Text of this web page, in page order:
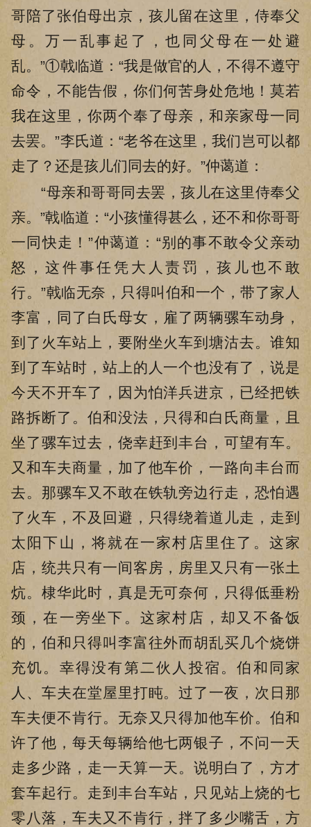
哥陪了张伯母出京，孩儿留在这里，侍奉父
母。万一乱事起了，也同父母在一处避
乱。”①戟临道：“我是做官的人，不得不遵守
命令，不能告假，你们何苦身处危地！莫若
我在这里，你两个奉了母亲，和亲家母一同
去罢。”李氏道：“老爷在这里，我们岂可以都
走了？还是孩儿们同去的好。”仲蔼道：
“母亲和哥哥同去罢，孩儿在这里侍奉父
亲。”戟临道：“小孩懂得甚么，还不和你哥哥
一同快走！”仲蔼道：“别的事不敢令父亲动
怒，这件事任凭大人责罚，孩儿也不敢
行。”戟临无奈，只得叫伯和一个，带了家人
李富，同了白氏母女，雇了两辆骡车动身，
到了火车站上，要附坐火车到塘沽去。谁知
到了车站时，站上的人一个也没有了，说是
今天不开车了，因为怕洋兵进京，已经把铁
路拆断了。伯和没法，只得和白氏商量，且
坐了骡车过去，侥幸赶到丰台，可望有车。
又和车夫商量，加了他车价，一路向丰台而
去。那骡车又不敢在铁轨旁边行走，恐怕遇
了火车，不及回避，只得绕着道儿走，走到
太阳下山，将就在一家村店里住了。这家
店，统共只有一间客房，房里又只有一张土
炕。棣华此时，真是无可奈何，只得低垂粉
颈，在一旁坐下。这家村店，却又不备饭
的，伯和只得叫李富往外而胡乱买几个烧饼
充饥。幸得没有第二伙人投宿。伯和同家
人、车夫在堂屋里打盹。过了一夜，次日那
车夫便不肯行。无奈又只得加他车价。伯和
许了他，每天每辆给他七两银子，不问一天
走多少路，走一天算一天。说明白了，方才
套车起行。走到丰台车站，只见站上烧的七
零八落，车夫又不肯行，拌了多少嘴舌，方